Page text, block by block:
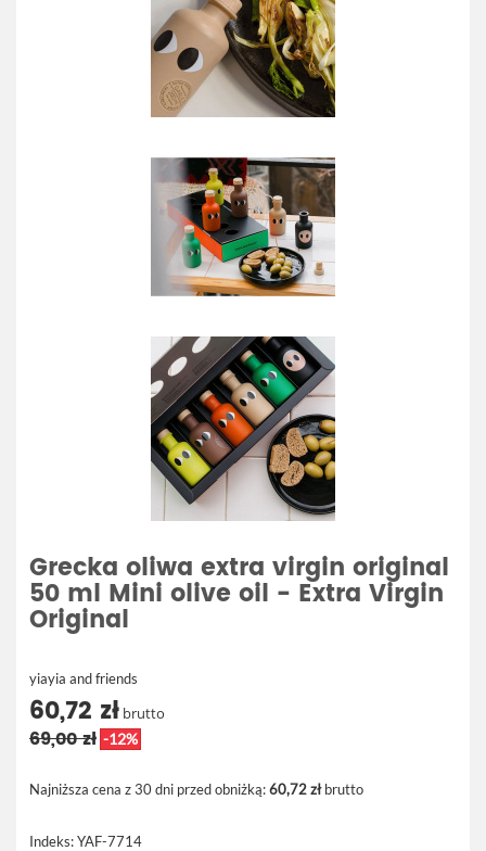
Grecka oliwa extra virgin original
50 ml Mini olive oil - Extra Virgin
Original
yiayia and friends
60,72 zł brutto
69,00 zł -12%
Najniższa cena z 30 dni przed obniżką:60,72 złbrutto
Indeks:YAF-7714